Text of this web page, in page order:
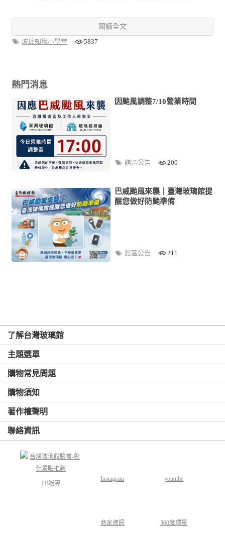
閱讀全文
玻璃知識小學堂
5837
熱門消息
因颱風調整7/10營業時間
館區公告 200
巴威颱風來襲｜臺灣玻璃館提
醒您做好防颱準備
館區公告 211
了解台灣玻璃館
主題選單
購物常見問題
購物須知
著作權聲明
聯絡資訊
FB粉專
Instagram youtube
商家資訊 360度環景